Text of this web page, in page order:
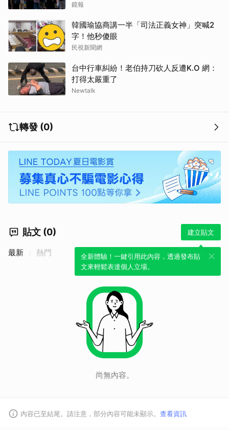
鏡報
韓國瑜協商講一半「司法正義女神」突喊2
字！他秒傻眼
民視新聞網
台中行車糾紛！老伯持刀砍人反遭K.O 網：
打得太嚴重了
Newtalk
轉發 (0)
貼文 (0) 建立貼文
全新體驗！一鍵引用此內容，透過發布貼
文來輕鬆表達個人立場。
最新 熱門
尚無內容。
內容已至結尾。請注意，部分內容可能未顯示。 查看資訊
取消